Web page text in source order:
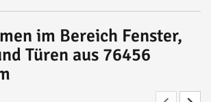
im Bereich Fenster,
Türen aus 76456